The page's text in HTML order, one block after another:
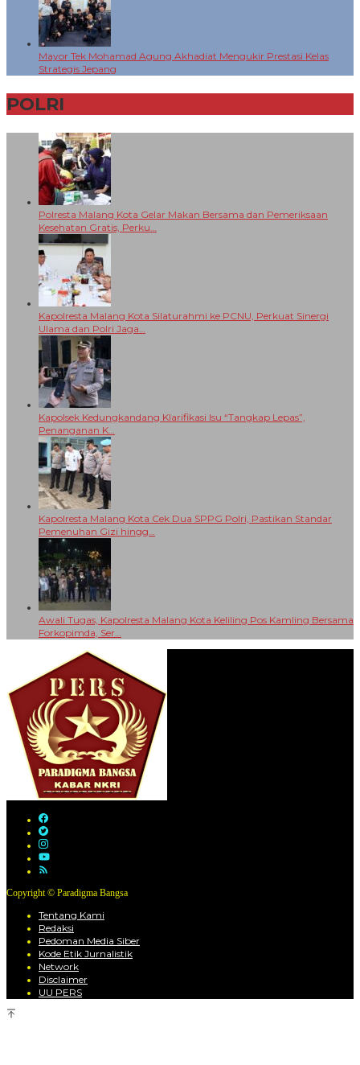
Mayor Tek Mohamad Agung Akhadiat Mengukir Prestasi Kelas
Strategis Jepang
POLRI
Polresta Malang Kota Gelar Makan Bersama dan Pemeriksaan
Kesehatan Gratis, Perku…
Kapolresta Malang Kota Silaturahmi ke PCNU, Perkuat Sinergi
Ulama dan Polri Jaga…
Kapolsek Kedungkandang Klarifikasi Isu “Tangkap Lepas”,
Penanganan K…
Kapolresta Malang Kota Cek Dua SPPG Polri, Pastikan Standar
Pemenuhan Gizi hingg…
Awali Tugas, Kapolresta Malang Kota Keliling Pos Kamling Bersama
Forkopimda, Ser…
Copyright © Paradigma Bangsa
Tentang Kami
Redaksi
Pedoman Media Siber
Kode Etik Jurnalistik
Network
Disclaimer
UU PERS